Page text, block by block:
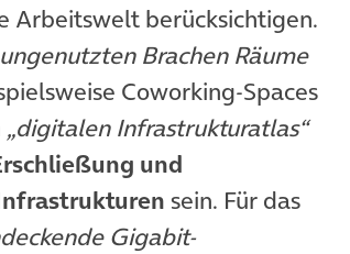
Arbeitswelt berücksichtigen.
Brachen Räume
Coworking-Spaces
„digitalen Infrastrukturatlas“
und
sein. Für das
Gigabit-